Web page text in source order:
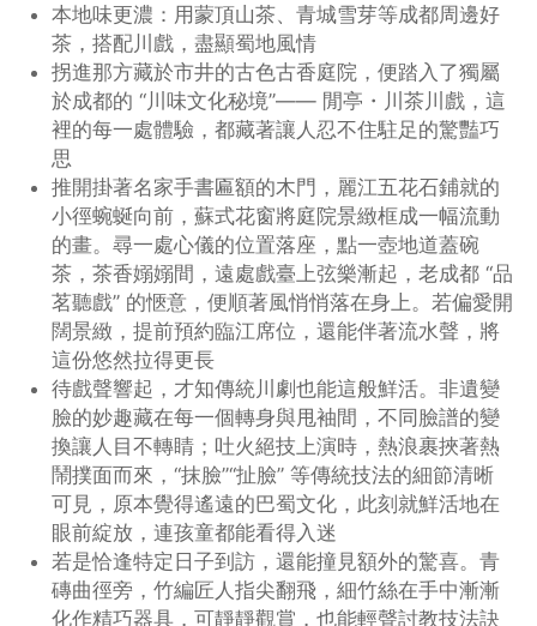
本地味更濃：用蒙頂山茶、青城雪芽等成都周邊好
茶，搭配川戲，盡顯蜀地風情
拐進那方藏於市井的古色古香庭院，便踏入了獨屬
於成都的 “川味文化秘境”—— 閒亭・川茶川戲，這
裡的每一處體驗，都藏著讓人忍不住駐足的驚豔巧
思
推開掛著名家手書匾額的木門，麗江五花石鋪就的
小徑蜿蜒向前，蘇式花窗將庭院景緻框成一幅流動
的畫。尋一處心儀的位置落座，點一壺地道蓋碗
茶，茶香嫋嫋間，遠處戲臺上弦樂漸起，老成都 “品
茗聽戲” 的愜意，便順著風悄悄落在身上。若偏愛開
闊景緻，提前預約臨江席位，還能伴著流水聲，將
這份悠然拉得更長
待戲聲響起，才知傳統川劇也能這般鮮活。非遺變
臉的妙趣藏在每一個轉身與甩袖間，不同臉譜的變
換讓人目不轉睛；吐火絕技上演時，熱浪裹挾著熱
鬧撲面而來，“抹臉”“扯臉” 等傳統技法的細節清晰
可見，原本覺得遙遠的巴蜀文化，此刻就鮮活地在
眼前綻放，連孩童都能看得入迷
若是恰逢特定日子到訪，還能撞見額外的驚喜。青
磚曲徑旁，竹編匠人指尖翻飛，細竹絲在手中漸漸
化作精巧器具，可靜靜觀賞，也能輕聲討教技法訣